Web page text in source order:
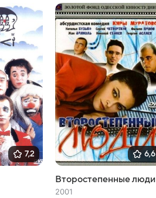
7,2 6,6
Второстепенные люди
2001